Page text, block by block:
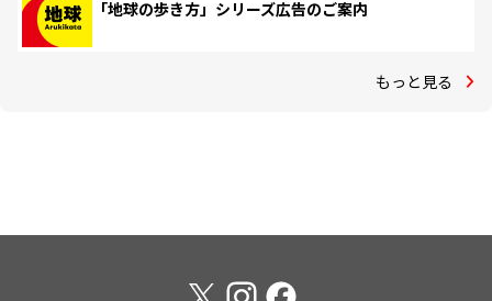
「地球の歩き方」シリーズ広告のご案内
もっと見る